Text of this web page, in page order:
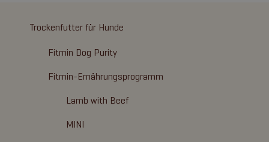
Trockenfutter für Hunde
Fitmin Dog Purity
Fitmin-Ernährungsprogramm
Lamb with Beef
MINI